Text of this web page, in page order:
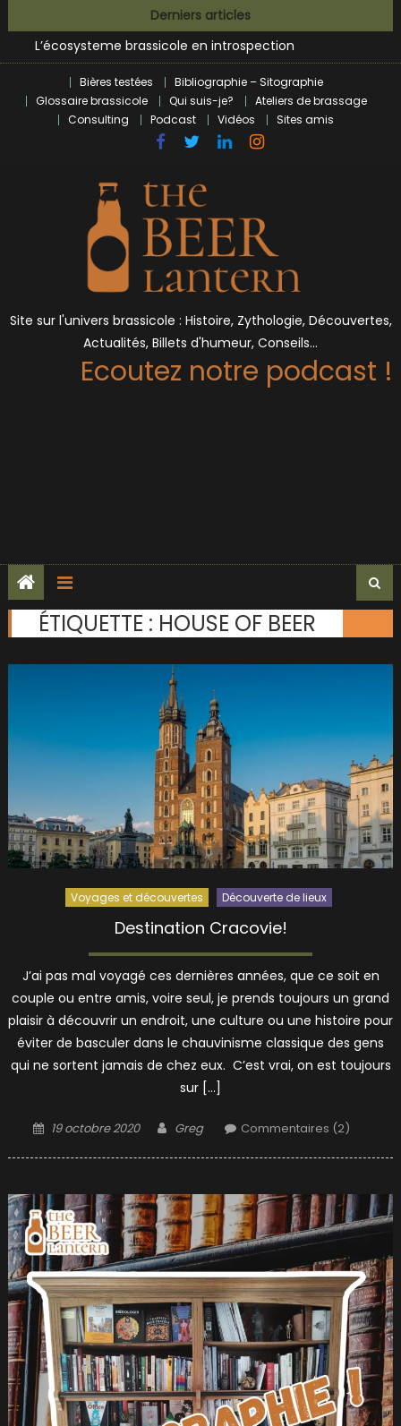
to
content
Derniers articles
L’écosysteme brassicole en introspection
Zoumaï : pionnier de la révolution craft à Marseille
L’intelligence artificielle dans le milieu brassicole
BrewDog racheté par Tilray pour une bouchée de pain ?
Bières et célébrités
Bières testées
Bibliographie – Sitographie
Glossaire brassicole
Qui suis-je?
Ateliers de brassage
Consulting
Podcast Vidéos Sites amis
Site sur l'univers brassicole : Histoire, Zythologie, Découvertes,
Actualités, Billets d'humeur, Conseils…
Ecoutez notre podcast !
ÉTIQUETTE : HOUSE OF BEER
Voyages et découvertes Découverte de lieux
Destination Cracovie!
J’ai pas mal voyagé ces dernières années, que ce soit en
couple ou entre amis, voire seul, je prends toujours un grand
plaisir à découvrir un endroit, une culture ou une histoire pour
éviter de basculer dans le chauvinisme classique des gens
qui ne sortent jamais de chez eux. C’est vrai, on est toujours
sur […]
Posted
19 octobre 2020 Author
Greg Commentaires (2)